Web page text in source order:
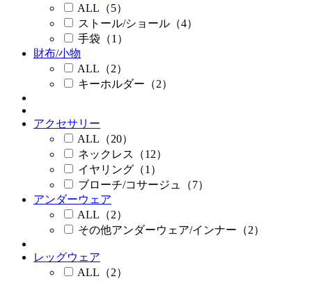
ALL（5）
ストール/ショール（4）
手袋（1）
財布/小物
ALL（2）
キーホルダー（2）
アクセサリー
ALL（20）
ネックレス（12）
イヤリング（1）
ブローチ/コサージュ（7）
アンダーウェア
ALL（2）
その他アンダーウェア/インナー（2）
レッグウェア
ALL（2）